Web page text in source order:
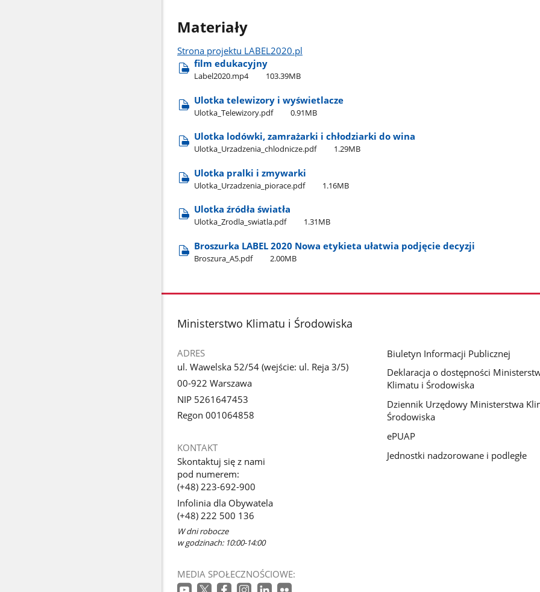
Materiały
Strona projektu LABEL2020.pl
film edukacyjny
Label2020.mp4 103.39MB
Ulotka telewizory i wyświetlacze
Ulotka​_Telewizory.pdf 0.91MB
Ulotka lodówki, zamrażarki i chłodziarki do wina
Ulotka​_Urzadzenia​_chlodnicze.pdf 1.29MB
Ulotka pralki i zmywarki
Ulotka​_Urzadzenia​_piorace.pdf 1.16MB
Ulotka źródła światła
Ulotka​_Zrodla​_swiatla.pdf 1.31MB
Broszurka LABEL 2020 Nowa etykieta ułatwia podjęcie decyzji
Broszura​_A5.pdf 2.00MB
stopka
Ministerstwo Klimatu i Środowiska
ADRES
ul. Wawelska 52/54 (wejście: ul. Reja 3/5)
00-922 Warszawa
NIP 5261647453
Regon 001064858
KONTAKT
Skontaktuj się z nami
pod numerem:
(+48) 223-692-900
Infolinia dla Obywatela
(+48) 222 500 136
W dni robocze
w godzinach: 10:00-14:00
MEDIA SPOŁECZNOŚCIOWE:
Biuletyn Informacji Publicznej
Deklaracja o dostępności
Klimatu i Środowiska
Dziennik Urzędowy Ministerstwa
Środowiska
ePUAP
Jednostki nadzorowane i podległe